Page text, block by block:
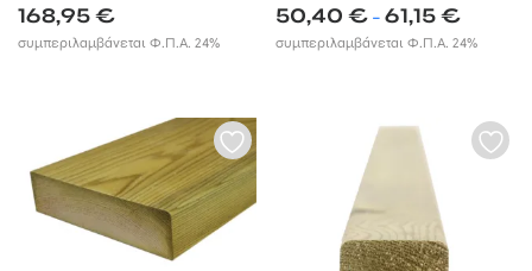
168,95€
συμπεριλαμβάνεται Φ.Π.Α. 24%
50,40€ – 61,15€
range:
συμπεριλαμβάνεται Φ.Π.Α. 24%